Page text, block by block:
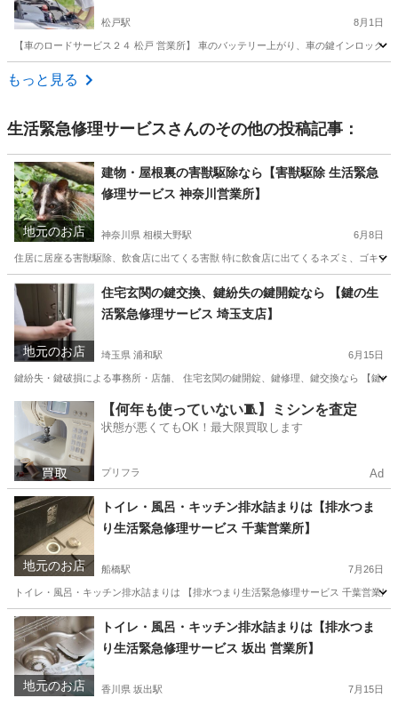
松戸駅 8月1日
【車のロードサービス２４ 松戸 営業所】 車のバッテリー上がり、車の鍵インロック
千葉 船橋市
もっと見る
生活緊急修理サービスさんのその他の投稿記事：
地元のお店
建物・屋根裏の害獣駆除なら【害獣駆除 生活緊急
修理サービス 神奈川営業所】
神奈川県 相模大野駅 6月8日
住居に居座る害獣駆除、飲食店に出てくる害獣 特に飲食店に出てくるネズミ、ゴキ
神奈川 相模原市 相模大野駅 その他 神奈川 鎌倉市
鎌倉駅 ネズミ
地元のお店
住宅玄関の鍵交換、鍵紛失の鍵開錠なら 【鍵の生
活緊急修理サービス 埼玉支店】
埼玉県 浦和駅 6月15日
鍵紛失・鍵破損による事務所・店舗、 住宅玄関の鍵開錠、鍵修理、鍵交換なら 【鍵
埼玉 さいたま市 浦和駅 鍵交換 埼玉 川越市 川越駅
鍵交換 見積
【何年も使っていない🧵】ミシンを査定
状態が悪くてもOK！最大限買取します
プリフラ Ad
地元のお店
トイレ・風呂・キッチン排水詰まりは【排水つま
り生活緊急修理サービス 千葉営業所】
船橋駅 7月26日
トイレ・風呂・キッチン排水詰まりは 【排水つまり生活緊急修理サービス 千葉営業
千葉 船橋市 船橋駅 トイレつまり/水漏れ修理 千葉
市川市 市川駅 トイレつまり/水漏れ修理 防水工事
地元のお店
トイレ・風呂・キッチン排水詰まりは【排水つま
り生活緊急修理サービス 坂出 営業所】
香川県 坂出駅 7月15日